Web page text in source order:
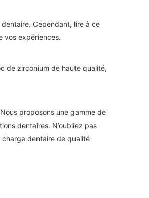
Cependant, lire à ce
vos expériences.
de zirconium de haute qualité,
proposons une gamme de
dentaires. N’oubliez pas
dentaire de qualité